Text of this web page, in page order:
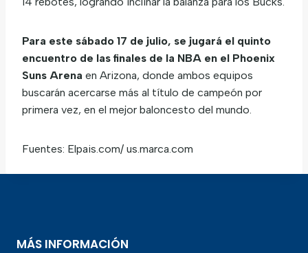
Para este sábado 17 de julio, se jugará el quinto
encuentro de las finales de la NBA en el Phoenix
Suns Arena en Arizona, donde ambos equipos
buscarán acercarse más al título de campeón por
primera vez, en el mejor baloncesto del mundo.
Fuentes: Elpais.com/ us.marca.com
MÁS INFORMACIÓN